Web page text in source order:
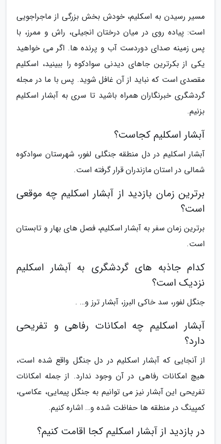
مسیر رسیدن به اسکلیم، خودش بخش بزرگی از ماجراجویی
است: پیاده روی در میان درختان انجیلی، راش و ممرز، با
پس زمینه صدای دوردست آب و پرنده ها. اگر می خواهید
یکی از بکرترین جاهای دیدنی سوادکوه را ببینید، اسکلیم
مقصدی است که نباید از آن غافل شوید. پس با ما در مجله
گردشگری خبرنگاران همراه باشید تا سری به آبشار اسکلیم
بزنیم.
آبشار اسکلیم کجاست؟
آبشار اسکلیم در دل منطقه جنگلی لفور، شهرستان سوادکوه
شمالی در استان مازندران قرار گرفته است.
برترین زمان بازدید از آبشار اسکلیم چه موقعی
است؟
برترین زمان سفر به آبشار اسکلیم، فصل های بهار و تابستان
است.
کدام جاذبه های گردشگری به آبشار اسکلیم
نزدیک است؟
جنگل لفور، سد خاکی البرز، آبشار ترز و… .
آبشار اسکلیم چه امکانات رفاهی و تفریحی
دارد؟
از آنجایی که آبشار اسکلیم در دل جنگل واقع شده است،
هیچ امکانات رفاهی در آن وجود ندارد. از جمله امکانات
تفریحی این آبشار نیز می توانیم به جنگل پیمایی، عکاسی،
کمپینگ در منطقه ها حفاظت شده و… اشاره کنیم.
در بازدید از آبشار اسکلیم کجا اقامت کنیم؟